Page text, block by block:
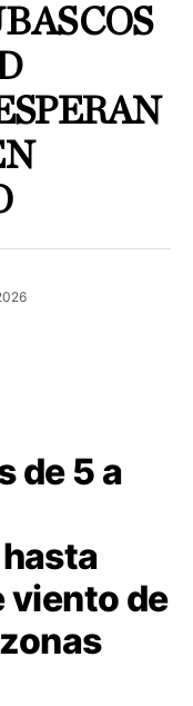
de 5 a
viento de